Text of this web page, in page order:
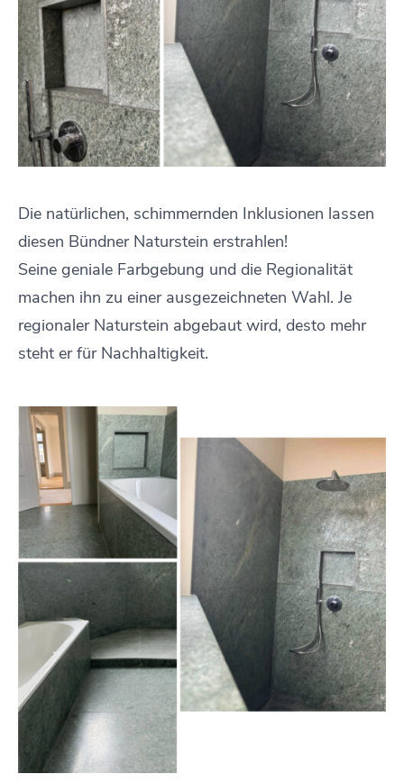
Die natürlichen, schimmernden Inklusionen lassen
diesen Bündner Naturstein erstrahlen!
Seine geniale Farbgebung und die Regionalität
machen ihn zu einer ausgezeichneten Wahl. Je
regionaler Naturstein abgebaut wird, desto mehr
steht er für Nachhaltigkeit.